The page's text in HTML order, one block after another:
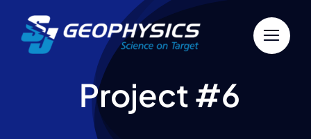
content
Project #6